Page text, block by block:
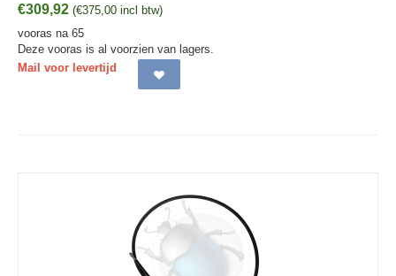
€309,92 (€375,00 incl btw)
vooras na 65
Deze vooras is al voorzien van lagers.
Mail voor levertijd